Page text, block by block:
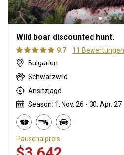
Wild boar discounted hunt.
9.7
11 Bewertungen
Bulgarien
Schwarzwild
Ansitzjagd
Season: 1. Nov. 26 - 30. Apr. 27
Pauschalpreis